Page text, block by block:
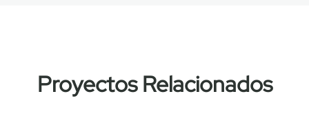
Proyectos Relacionados